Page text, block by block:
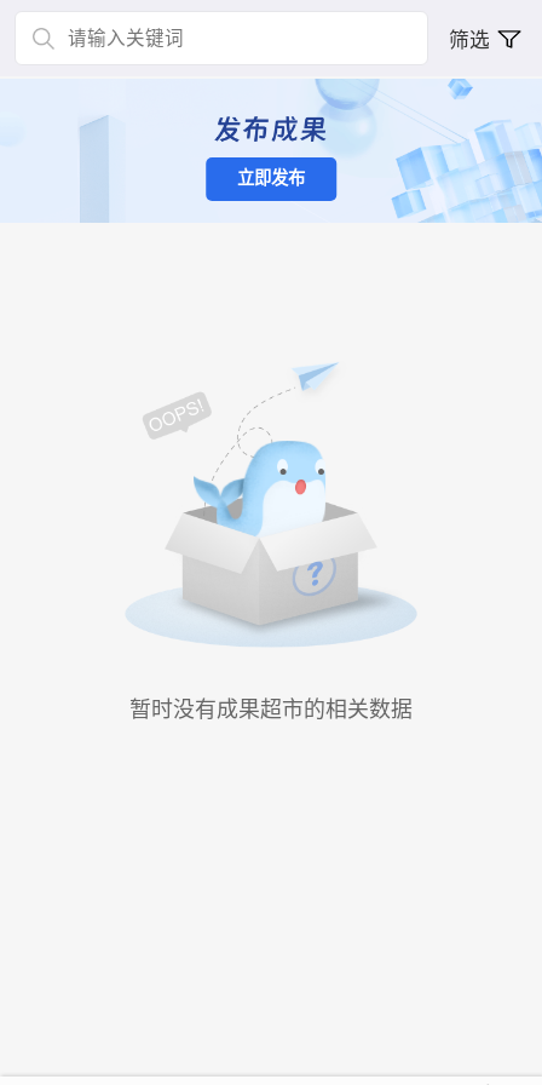
筛选
立即发布
暂时没有成果超市的相关数据